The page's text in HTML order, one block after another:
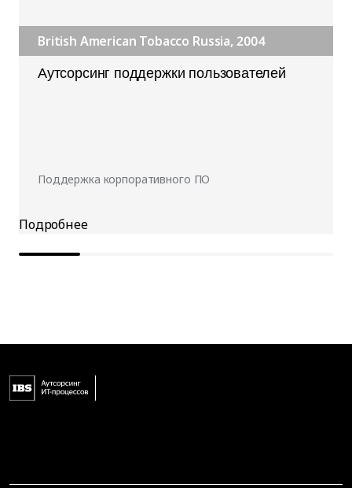
British American Tobacco Russia, 2004
Аутсорсинг поддержки пользователей
Поддержка корпоративного ПО